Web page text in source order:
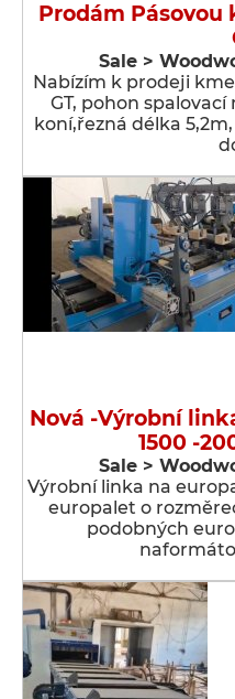
Prodám Pásovou
Sale >
Nabízím k prodeji
GT, pohon
koní,řezná délka
Nová -Výrobní
1500 -
Sale >
Výrobní linka na
europalet o
podobných